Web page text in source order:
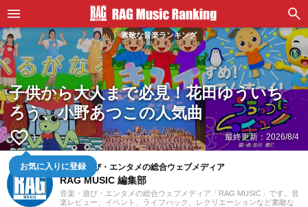
素敵な音楽ランキング
子供から大人まで必見！花田ゆういち
ろう、小野あつこの人気曲
favorite_border 1
お気に入りに登録
最終更新： 2026/8/4
音楽・遊び・エンタメの総合ウェブメディア
RAG MUSIC 編集部
音楽・遊び・エンタメの総合ウェブメディア「RAG MUSIC」です。音
楽レビュー、イベント、ライフハック、レクリエーションなど素敵な